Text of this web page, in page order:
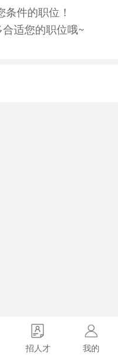
件的职位！
适您的职位哦~
招人才 我的